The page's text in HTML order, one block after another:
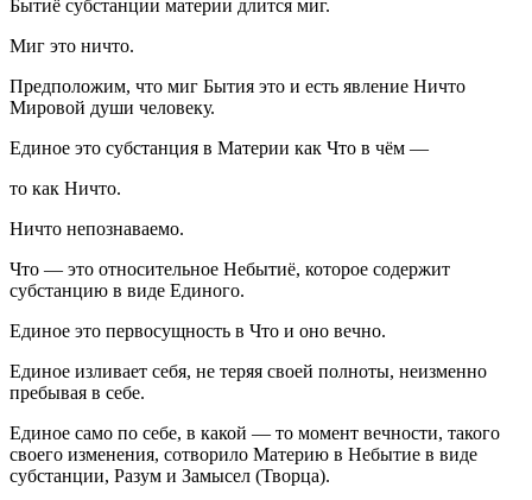
Бытиё субстанции материи длится миг.
Миг это ничто.
Предположим, что миг Бытия это и есть явление Ничто
Мировой души человеку.
Единое это субстанция в Материи как Что в чём —
то как Ничто.
Ничто непознаваемо.
Что — это относительное Небытиё, которое содержит
субстанцию в виде Единого.
Единое это первосущность в Что и оно вечно.
Единое изливает себя, не теряя своей полноты, неизменно
пребывая в себе.
Единое само по себе, в какой — то момент вечности, такого
своего изменения, сотворило Материю в Небытие в виде
субстанции, Разум и Замысел (Творца).